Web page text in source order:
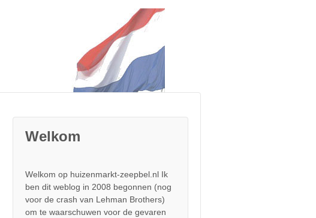
Welkom
Welkom op huizenmarkt-zeepbel.nl Ik
ben dit weblog in 2008 begonnen (nog
voor de crash van Lehman Brothers)
om te waarschuwen voor de gevaren